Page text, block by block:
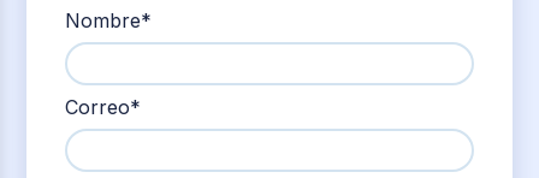
Nombre*
Correo*